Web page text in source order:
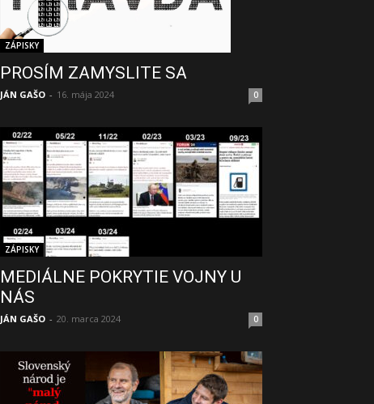
ZÁPISKY
PROSÍM ZAMYSLITE SA
JÁN GAŠO - 16. mája 2024 0
ZÁPISKY
MEDIÁLNE POKRYTIE VOJNY U
NÁS
JÁN GAŠO - 20. marca 2024 0